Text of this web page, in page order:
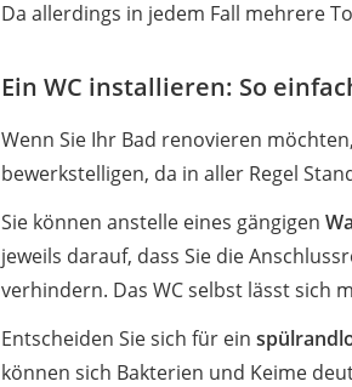
Da allerdings in jedem Fall mehrere
Ein WC installieren: So
Wenn Sie Ihr Bad renovieren
bewerkstelligen, da in aller Regel
Sie können anstelle eines gängigen
jeweils darauf, dass Sie die
verhindern. Das WC selbst lässt sich
Entscheiden Sie sich für ein
können sich Bakterien und Keime